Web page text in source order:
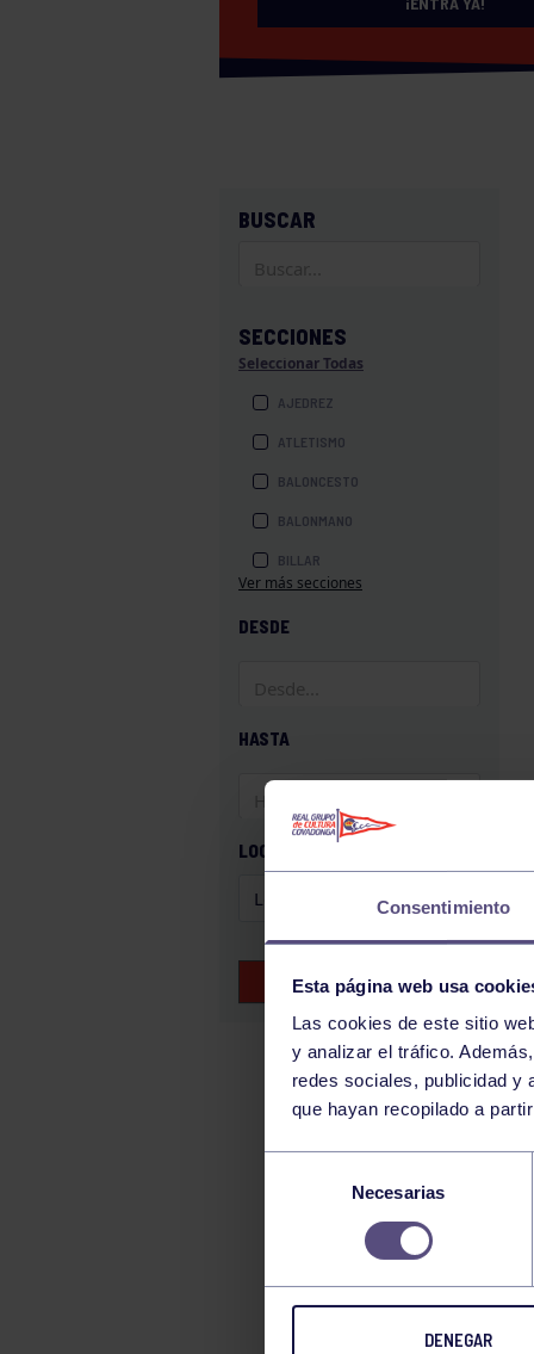
Consentimiento
Esta página web usa
Las cookies de este sitio
y analizar el tráfico.
redes sociales, publicidad y
que hayan recopilado a
consentimiento
Necesarias
DENEGAR
BUSCAR
SECCIONES
Seleccionar Todas
AJEDREZ
ATLETISMO
BALONCESTO
BALONMANO
BILLAR
BOXEO
GAM
HALTEROFILIA
KÁRATE
LUCHA
MONTAÑA
NATACIÓN
ORFEÓN
RUGBY
Ver más secciones
DESDE
HASTA
LOCALIZACIÓN
BUSCAR EVENTOS